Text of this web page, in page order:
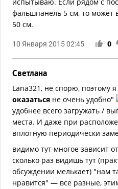
фальшпанель 5 см, то может
50 см.
10 Января 2015 02:45 0
Светлана
Lana321, не спорю, поэтому
оказаться не очень удобно"
удобнее всего загружать /
места. И даже при
вплотную периодически
видимо тут многое зависит
сколько раз видишь тут
обсуждении мелькает) "нам
нравится" — все разные,